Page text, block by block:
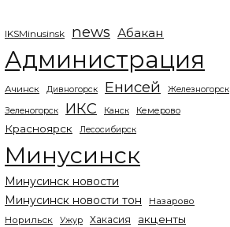
IKSMinusinsk news Абакан
Администрация
Ачинск Дивногорск Енисей Железногорск
Зеленогорск ИКС Канск Кемерово
Красноярск Лесосибирск
Минусинск
Минусинск новости
Минусинск новости тон
Назарово
Норильск
Ужур Хакасия
акценты